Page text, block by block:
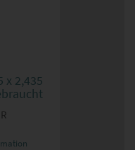
x 2,435